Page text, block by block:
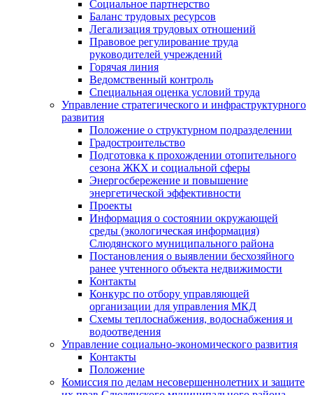
Социальное партнерство
Баланс трудовых ресурсов
Легализация трудовых отношений
Правовое регулирование труда
руководителей учреждений
Горячая линия
Ведомственный контроль
Специальная оценка условий труда
Управление стратегического и инфраструктурного
развития
Положение о структурном подразделении
Градостроительство
Подготовка к прохождении отопительного
сезона ЖКХ и социальной сферы
Энергосбережение и повышение
энергетической эффективности
Проекты
Информация о состоянии окружающей
среды (экологическая информация)
Слюдянского муниципального района
Постановления о выявлении бесхозяйного
ранее учтенного объекта недвижимости
Контакты
Конкурс по отбору управляющей
организации для управления МКД
Схемы теплоснабжения, водоснабжения и
водоотведения
Управление социально-экономического развития
Контакты
Положение
Комиссия по делам несовершеннолетних и защите